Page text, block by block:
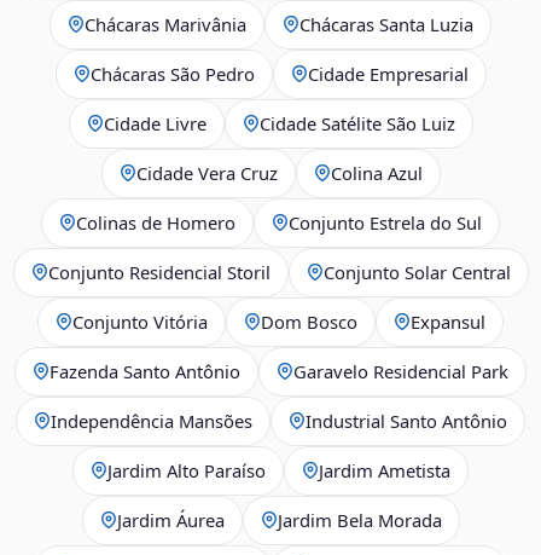
Chácaras Marivânia Chácaras Santa Luzia
Chácaras São Pedro Cidade Empresarial
Cidade Livre Cidade Satélite São Luiz
Cidade Vera Cruz Colina Azul
Colinas de Homero Conjunto Estrela do Sul
Conjunto Residencial Storil Conjunto Solar Central
Conjunto Vitória Dom Bosco Expansul
Fazenda Santo Antônio Garavelo Residencial Park
Independência Mansões Industrial Santo Antônio
Jardim Alto Paraíso Jardim Ametista
Jardim Áurea Jardim Bela Morada